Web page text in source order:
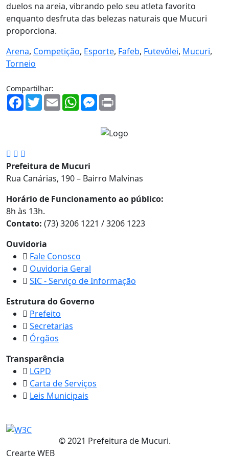
duelos na areia, vibrando pelo seu atleta favorito
enquanto desfruta das belezas naturais que Mucuri
proporciona.
Arena, Competição, Esporte, Fafeb, Futevôlei, Mucuri,
Torneio
Compartilhar:
Facebook
TwitterEmailWhatsAppMessenger
Prefeitura de Mucuri
Rua Canárias, 190 – Bairro Malvinas
Horário de Funcionamento ao público:
8h às 13h.
Contato: (73) 3206 1221 / 3206 1223
Ouvidoria
Fale Conosco
Ouvidoria Geral
SIC - Serviço de Informação
Estrutura do Governo
Prefeito
Secretarias
Órgãos
Transparência
LGPD
Carta de Serviços
Leis Municipais
© 2021 Prefeitura de Mucuri.
Crearte WEB